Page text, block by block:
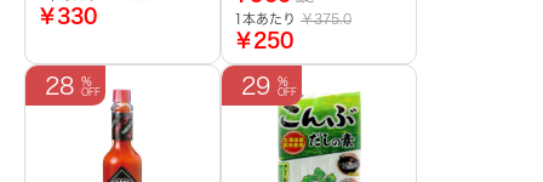
￥330 1本あたり ￥375.0
￥250
28 29